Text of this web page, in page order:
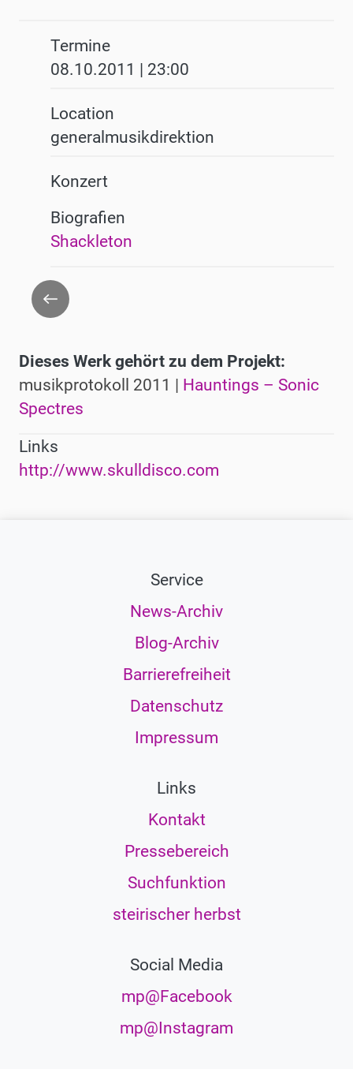
Termine
08.10.2011 | 23:00
Location
generalmusikdirektion
Konzert
Biografien
Shackleton
Zurück
Dieses Werk gehört zu dem Projekt:
musikprotokoll 2011 | Hauntings – Sonic
Spectres
Links
http://www.skulldisco.com
Service
News-Archiv
Blog-Archiv
Barrierefreiheit
Datenschutz
Impressum
Links
Kontakt
Pressebereich
Suchfunktion
steirischer herbst
Social Media
mp@Facebook
mp@Instagram